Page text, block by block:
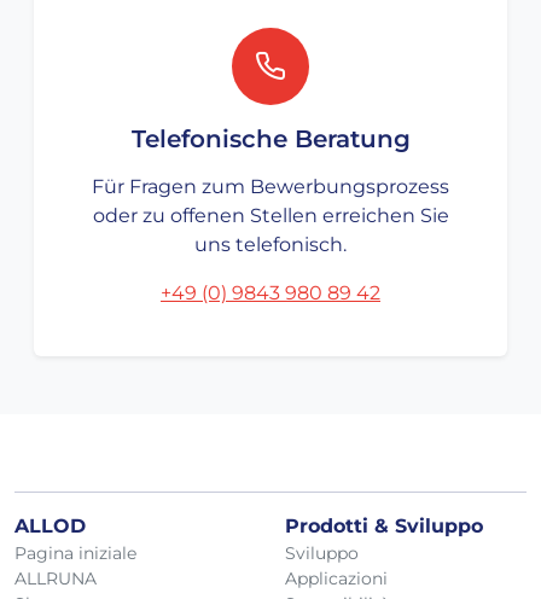
Telefonische Beratung
Für Fragen zum Bewerbungsprozess
oder zu offenen Stellen erreichen Sie
uns telefonisch.
+49 (0) 9843 980 89 42
ALLOD
Pagina iniziale
ALLRUNA
Prodotti & Sviluppo
Sviluppo
Applicazioni